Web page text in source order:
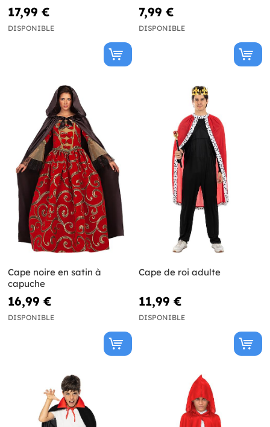
17,99 €
DISPONIBLE
7,99 €
DISPONIBLE
Cape noire en satin à
capuche
16,99 €
DISPONIBLE
Cape de roi adulte
11,99 €
DISPONIBLE